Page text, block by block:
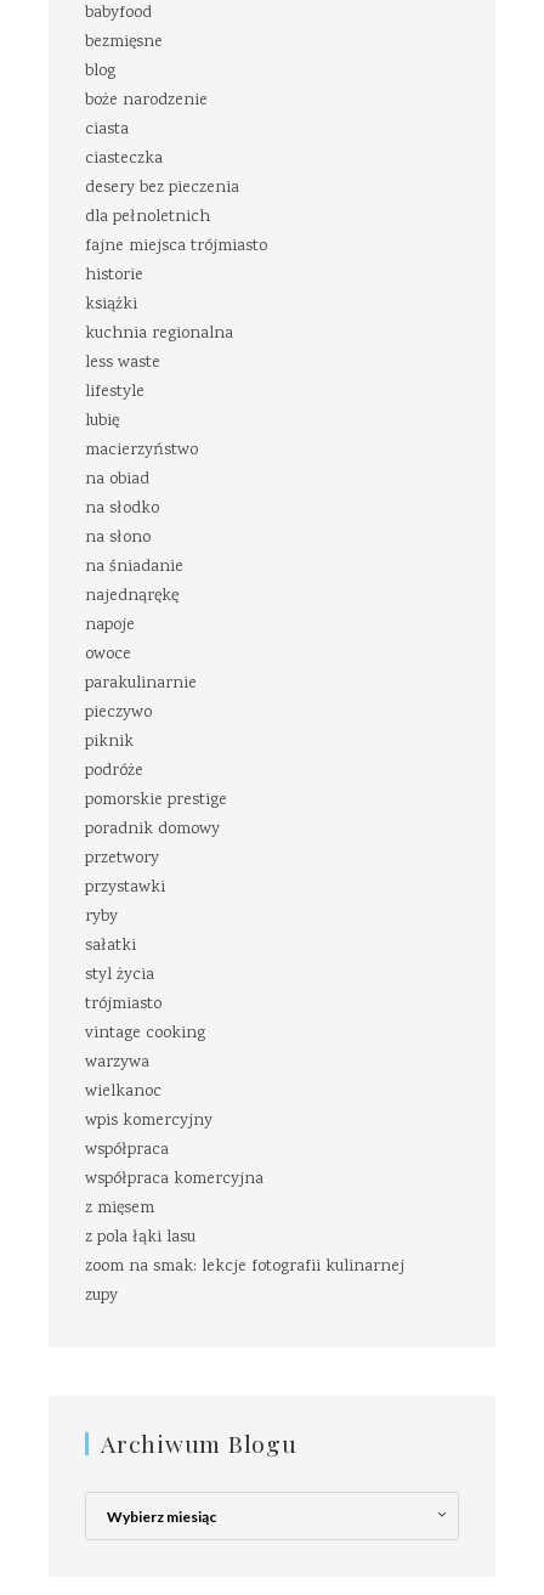
babyfood
bezmięsne
blog
boże narodzenie
ciasta
ciasteczka
desery bez pieczenia
dla pełnoletnich
fajne miejsca trójmiasto
historie
książki
kuchnia regionalna
less waste
lifestyle
lubię
macierzyństwo
na obiad
na słodko
na słono
na śniadanie
najednąrękę
napoje
owoce
parakulinarnie
pieczywo
piknik
podróże
pomorskie prestige
poradnik domowy
przetwory
przystawki
ryby
sałatki
styl życia
trójmiasto
vintage cooking
warzywa
wielkanoc
wpis komercyjny
współpraca
współpraca komercyjna
z mięsem
z pola łąki lasu
zoom na smak: lekcje fotografii kulinarnej
zupy
Archiwum Blogu
Archiwum
Blogu